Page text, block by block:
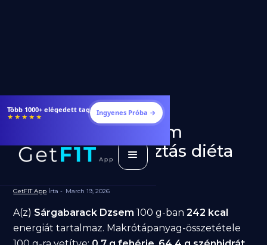
Étrendek, receptek és edzéstervek
★★★★★ Ingyenes Próba →
Sárgabarack Dzsem
fogyásra: jó választás diéta
GetFIT App Írta - March 19, 2026
A(z) Sárgabarack Dzsem 100 g-ban242 kcal
energiát tartalmaz. Makrótápanyag-összetétele